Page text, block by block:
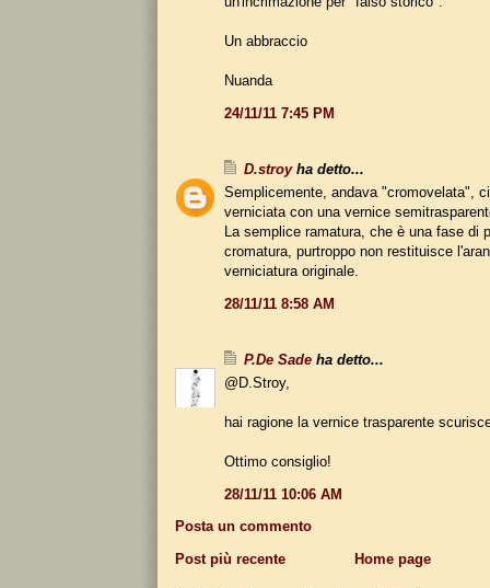
Un abbraccio
Nuanda
24/11/11 7:45 PM
D.stroyha detto...
Semplicemente, andava "cromovelata",
verniciata con una vernice
La semplice ramatura, che è una fase di
cromatura, purtroppo non restituisce
verniciatura originale.
28/11/11 8:58 AM
P.De Sade ha detto...
@D.Stroy,
hai ragione la vernice trasparente
Ottimo consiglio!
28/11/11 10:06 AM
Posta un commento
Post più recente
Home page